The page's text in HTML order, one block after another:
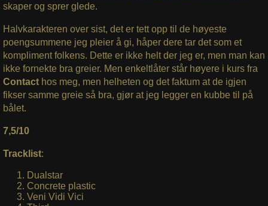
skaper og sprer glede.
Halvkarakteren over sist, det er tett opp til de høyeste
poengsummene jeg pleier å gi, håper dere tar det som et
kompliment folkens. Dette er ikke helt der jeg er, men man kan
ikke fornekte bra greier. Men enkeltlåter står høyere i kurs fra
Contacthos meg, men helheten og det faktum at de igjen
fikser samme greie så bra, gjør at jeg legger en kubbe til på
bålet.
7,5/10
Tracklist:
Dualstar
Concrete plastic
Veni Vidi Vici